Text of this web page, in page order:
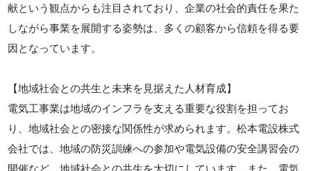
献という観点からも注目されており、企業の社会的責任を果た
しながら事業を展開する姿勢は、多くの顧客から信頼を得る要
因となっています。
【地域社会との共生と未来を見据えた人材育成】
電気工事業は地域のインフラを支える重要な役割を担ってお
り、地域社会との密接な関係性が求められます。松本電設株式
会社では、地域の防災訓練への参加や電気設備の安全講習会の
開催など、地域社会との共生を大切にしています。また、電気